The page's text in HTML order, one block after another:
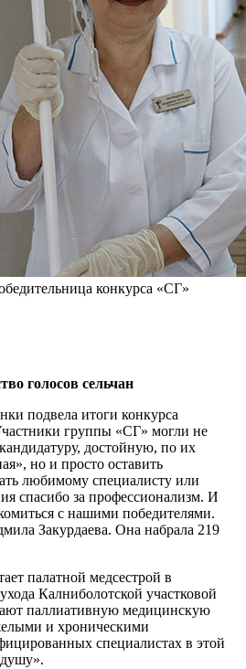
конкурса «СГ»
голосов сельчан
подвела итоги конкурса
группы «СГ» могли не
достойную, по их
но и просто оставить
любимому специалисту или
спасибо за профессионализм. И
с нашими победителями.
Закурдаева. Она набрала 219
палатной медсестрой в
Калниболотской участковой
паллиативную медицинскую
и хроническими
специалистах в этой